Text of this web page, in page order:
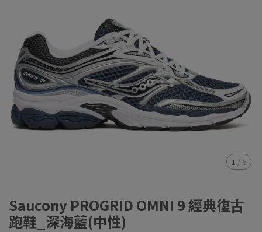
1 / 6
Saucony PROGRID OMNI 9 經典復古
跑鞋_深海藍(中性)